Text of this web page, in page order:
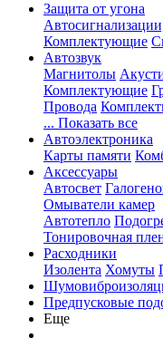
Защита от угона
Комплектующие
Автозвук
Магнитолы
Комплектующие
Провода
... Показать все
Автоэлектроника
Карты памяти
Аксессуары
Автосвет
Омыватели камер
Автотепло
Тонировочная
Расходники
Изолента Хомуты
Предпусковые
Еще